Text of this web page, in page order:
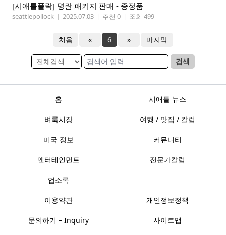
[시애틀폴락] 명란 패키지 판매 - 증정품
seattlepollock | 2025.07.03 | 추천 0 | 조회 499
처음 « 6 » 마지막
검색
홈 시애틀 뉴스
벼룩시장 여행 / 맛집 / 칼럼
미국 정보 커뮤니티
엔터테인먼트 전문가칼럼
업소록
이용약관 개인정보정책
문의하기 – Inquiry 사이트맵